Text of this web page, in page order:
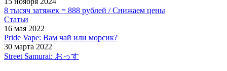
8 тысяч затяжек = 888 рублей / Снижаем цены
Статьи
16 мая 2022
Pride Vape: Вам чай или морсик?
30 марта 2022
Street Samurai: おっす